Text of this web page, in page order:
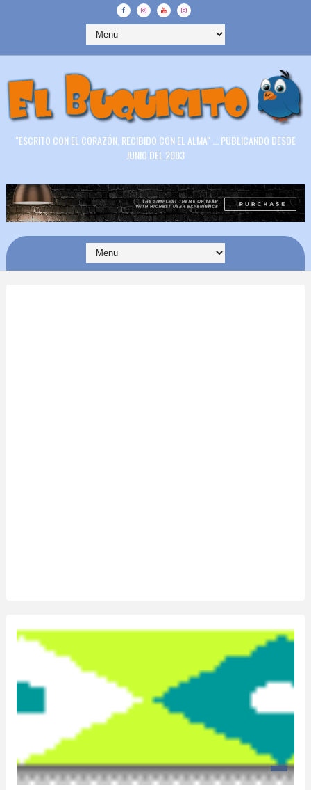
"ESCRITO CON EL CORAZÓN, RECIBIDO CON EL ALMA" ... PUBLICANDO DESDE
JUNIO DEL 2003